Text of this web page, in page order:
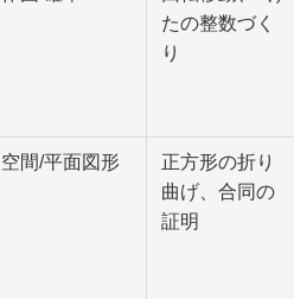
たの整数づく
り
空間/平面図形
正方形の折り
曲げ、合同の
証明